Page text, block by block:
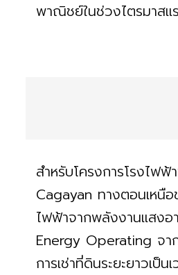
พาณิชย์ในช่วงไตรมาส
สำหรับโครงการโรงไฟ
Cagayan ทางตอนเหนื
ไฟฟ้าจากพลังงานแสงอ
Energy Operating จ
การเช่าที่ดินระยะยาวเ